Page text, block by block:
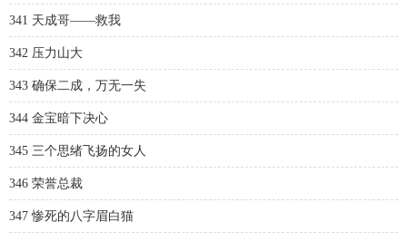
341 天成哥——救我
342 压力山大
343 确保二成，万无一失
344 金宝暗下决心
345 三个思绪飞扬的女人
346 荣誉总裁
347 惨死的八字眉白猫